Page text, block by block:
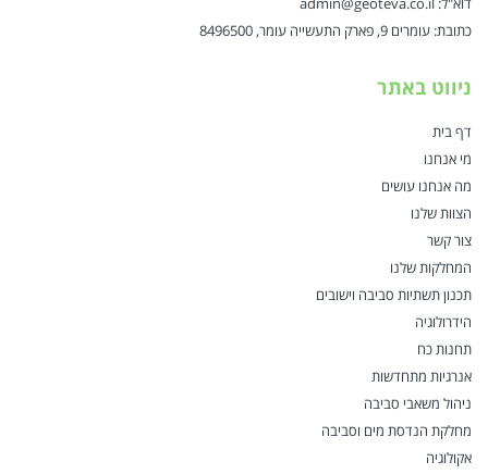
כתובת: עומרים 9, פארק התעשייה עומר, 8496500
ניווט באתר
דף בית
מי אנחנו
מה אנחנו עושים
הצוות שלנו
צור קשר
המחלקות שלנו
תכנון תשתיות סביבה וישובים
הידרולוגיה
תחנות כח
אנרגיות מתחדשות
ניהול משאבי סביבה
מחלקת הנדסת מים וסביבה
אקולוגיה